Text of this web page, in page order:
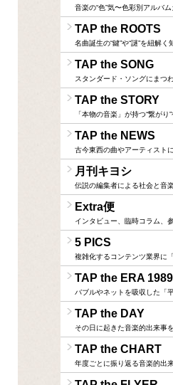
音楽の“色”気〜色彩別アルバム
TAP the ROOTS
名曲誕生の“鍵”や“謎”を紐解く
TAP the SONG
スタンダード・ソングにまつ
TAP the STORY
「本物の音楽」が持つ“繋がり”
TAP the NEWS
古今東西の曲やアーティスト
月刊キヨシ
伝説の編集者による社会と音
Extra便
インタビュー、臨時コラム、
5 PICS
複雑化するコンテンツ業界に
TAP the ERA
バブルやネットを吸収した「
TAP the DAY
その日に起きた音楽的出来事
TAP the CHART
年度ごとに振り返る音楽的出